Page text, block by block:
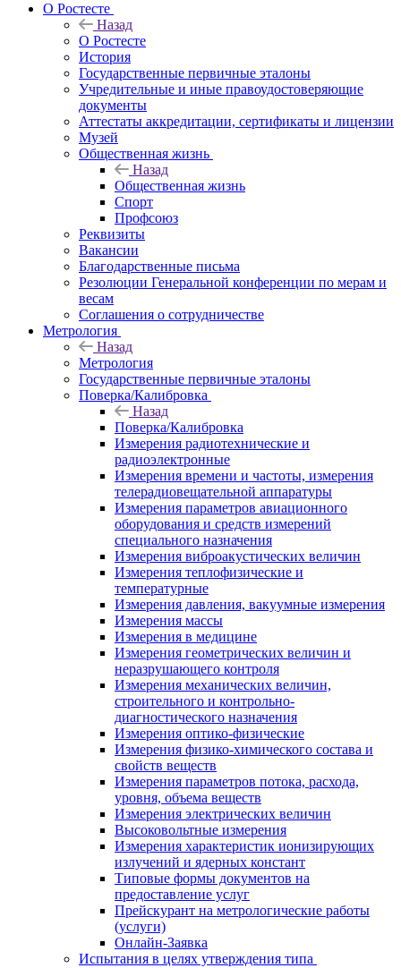
О Ростесте
Назад
О Ростесте
История
Государственные первичные эталоны
Учредительные и иные правоудостоверяющие
документы
Аттестаты аккредитации, сертификаты и лицензии
Музей
Общественная жизнь
Назад
Общественная жизнь
Спорт
Профсоюз
Реквизиты
Вакансии
Благодарственные письма
Резолюции Генеральной конференции по мерам и
весам
Соглашения о сотрудничестве
Метрология
Назад
Метрология
Государственные первичные эталоны
Поверка/Калибровка
Назад
Поверка/Калибровка
Измерения радиотехнические и
радиоэлектронные
Измерения времени и частоты, измерения
телерадиовещательной аппаратуры
Измерения параметров авиационного
оборудования и средств измерений
специального назначения
Измерения виброакустических величин
Измерения теплофизические и
температурные
Измерения давления, вакуумные измерения
Измерения массы
Измерения в медицине
Измерения геометрических величин и
неразрушающего контроля
Измерения механических величин,
строительного и контрольно-
диагностического назначения
Измерения оптико-физические
Измерения физико-химического состава и
свойств веществ
Измерения параметров потока, расхода,
уровня, объема веществ
Измерения электрических величин
Высоковольтные измерения
Измерения характеристик ионизирующих
излучений и ядерных констант
Типовые формы документов на
предоставление услуг
Прейскурант на метрологические работы
(услуги)
Онлайн-Заявка
Испытания в целях утверждения типа